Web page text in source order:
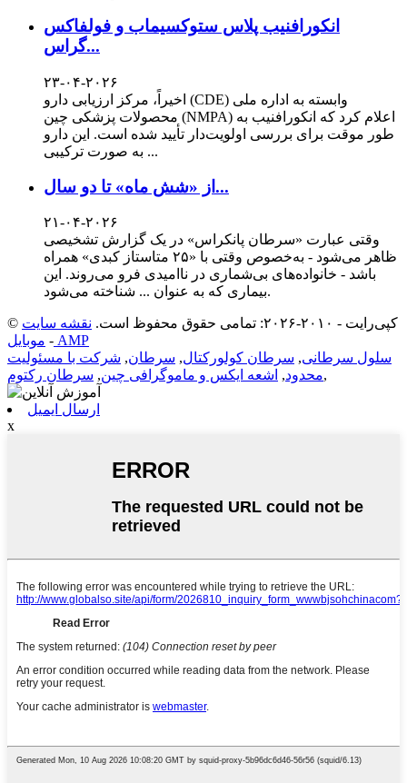
انکورافنیب پلاس ستوکسیماب و فولفاکس
گراس...
۲۳-۰۴-۲۰۲۶
اخیراً، مرکز ارزیابی دارو (CDE) وابسته به اداره ملی
محصولات پزشکی چین (NMPA) اعلام کرد که انکورافنیب به
طور موقت برای بررسی اولویت‌دار تأیید شده است. این دارو
به صورت ترکیبی ...
از «شش ماه» تا دو سال...
۲۱-۰۴-۲۰۲۶
وقتی عبارت «سرطان پانکراس» در یک گزارش تشخیصی
ظاهر می‌شود - به‌خصوص وقتی با «۲۵ متاستاز کبدی» همراه
باشد - خانواده‌های بی‌شماری در ناامیدی فرو می‌روند. این
بیماری که به عنوان ... شناخته می‌شود.
© کپی‌رایت - ۲۰۱۰-۲۰۲۶: تمامی حقوق محفوظ است.
نقشه سایت
- موبایل AMP
سلول سرطانی, سرطان کولورکتال, سرطان, شرکت با مسئولیت
محدود, اشعه ایکس و ماموگرافی چین, سرطان رکتوم ,
ارسال ایمیل
x